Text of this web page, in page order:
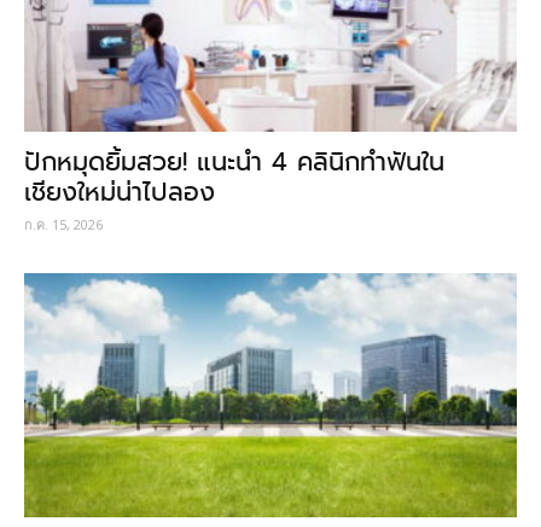
ปักหมุดยิ้มสวย! แนะนำ 4 คลินิกทำฟันใน
เชียงใหม่น่าไปลอง
ก.ค. 15, 2026